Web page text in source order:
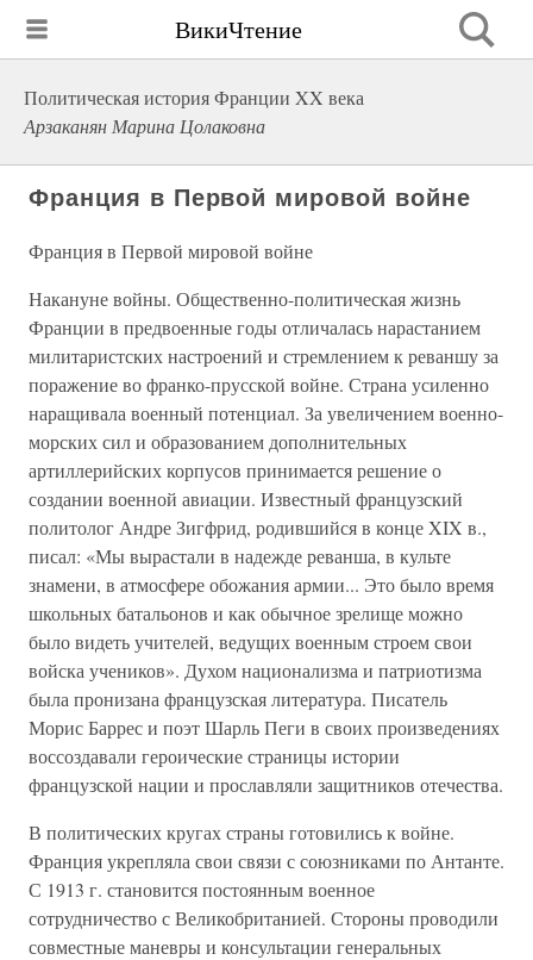
ВикиЧтение
Политическая история Франции XX века
Арзаканян Марина Цолаковна
Франция в Первой мировой войне
Франция в Первой мировой войне
Накануне войны. Общественно-политическая жизнь
Франции в предвоенные годы отличалась нарастанием
милитаристских настроений и стремлением к реваншу за
поражение во франко-прусской войне. Страна усиленно
наращивала военный потенциал. За увеличением военно-
морских сил и образованием дополнительных
артиллерийских корпусов принимается решение о
создании военной авиации. Известный французский
политолог Андре Зигфрид, родившийся в конце XIX в.,
писал: «Мы вырастали в надежде реванша, в культе
знамени, в атмосфере обожания армии... Это было время
школьных батальонов и как обычное зрелище можно
было видеть учителей, ведущих военным строем свои
войска учеников». Духом национализма и патриотизма
была пронизана французская литература. Писатель
Морис Баррес и поэт Шарль Пеги в своих произведениях
воссоздавали героические страницы истории
французской нации и прославляли защитников отечества.
В политических кругах страны готовились к войне.
Франция укрепляла свои связи с союзниками по Антанте.
С 1913 г. становится постоянным военное
сотрудничество с Великобританией. Стороны проводили
совместные маневры и консультации генеральных